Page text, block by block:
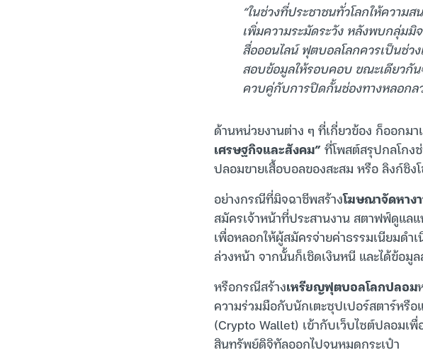
“ในช่วงที่ประชาชนทั่วโลกให้ความ
เพิ่มความระมัดระวัง หลังพบกลุ่มมิ
สื่อออนไลน์ ฟุตบอลโลกควรเป็นช่ว
สอบข้อมูลให้รอบคอบ ขณะเดียวกัน
ควบคู่กับการปิดกั้นช่องทางหลอกล
ด้านหน่วยงานต่าง ๆ ที่เกี่ยวข้อง ก็ออกม
เศรษฐกิจและสังคม”ที่โพสต์สรุปกลโกง
ปลอมขายเสื้อบอลของสะสม หรือ ลิงก์ชิง
อย่างกรณีที่มิจฉาชีพสร้างโฆษณาจัดหาง
สมัครเจ้าหน้าที่ประสานงาน สตาฟฟ์ดูแล
เพื่อหลอกให้ผู้สมัครจ่ายค่าธรรมเนียมดำ
ล่วงหน้า จากนั้นก็เชิดเงินหนี และได้ข้อ
หรือกรณีสร้างเหรียญฟุตบอลโลกปลอม
ความร่วมมือกับนักเตะซุปเปอร์สตาร์หรื
(Crypto Wallet) เข้ากับเว็บไซต์ปลอมเ
สินทรัพย์ดิจิทัลออกไปจนหมดกระเป๋า